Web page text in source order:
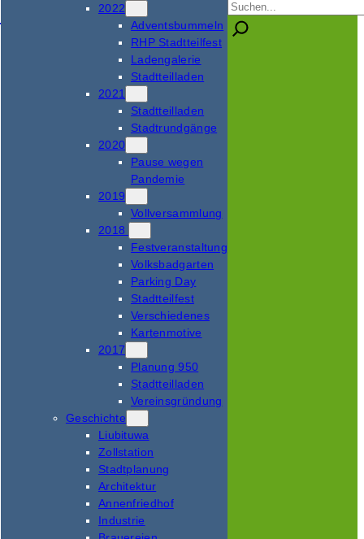
2022
Adventsbummeln
RHP Stadtteilfest
Ladengalerie
Stadtteilladen
2021
Stadtteilladen
Stadtrundgänge
2020
Pause wegen
Pandemie
2019
Vollversammlung
2018
Festveranstaltung
Volksbadgarten
Parking Day
Stadtteilfest
Verschiedenes
Kartenmotive
2017
Planung 950
Stadtteilladen
Vereinsgründung
Geschichte
Liubituwa
Zollstation
Stadtplanung
Architektur
Annenfriedhof
Industrie
Suchen